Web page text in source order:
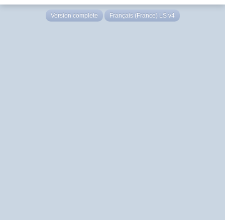
Version complète Français (France) LS v4